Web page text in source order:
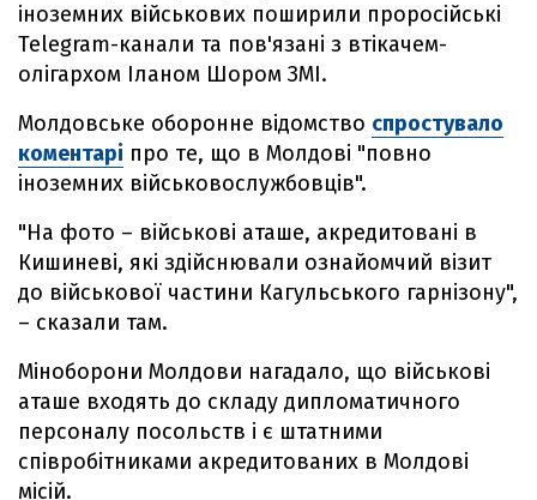
іноземних військових поширили проросійські
Telegram-канали та пов'язані з втікачем-
олігархом Іланом Шором ЗМІ.
Молдовське оборонне відомство спростувало
коментарі про те, що в Молдові "повно
іноземних військовослужбовців".
"На фото – військові аташе, акредитовані в
Кишиневі, які здійснювали ознайомчий візит
до військової частини Кагульського гарнізону",
– сказали там.
Міноборони Молдови нагадало, що військові
аташе входять до складу дипломатичного
персоналу посольств і є штатними
співробітниками акредитованих в Молдові
місій.